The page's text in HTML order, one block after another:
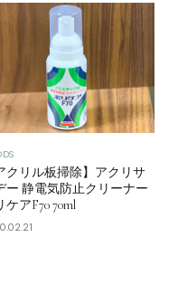
クリル板掃除】アクリサ
ー 静電気防止クリーナー
ケアF70 70ml